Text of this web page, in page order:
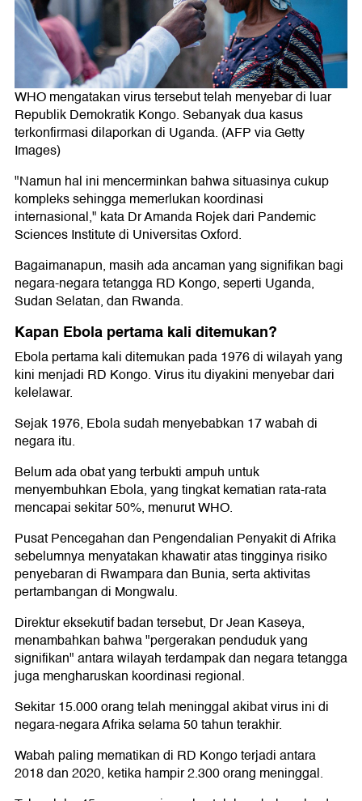
WHO mengatakan virus tersebut telah menyebar di luar
Republik Demokratik Kongo. Sebanyak dua kasus
terkonfirmasi dilaporkan di Uganda. (AFP via Getty
Images)
"Namun hal ini mencerminkan bahwa situasinya cukup
kompleks sehingga memerlukan koordinasi
internasional," kata Dr Amanda Rojek dari Pandemic
Sciences Institute di Universitas Oxford.
Bagaimanapun, masih ada ancaman yang signifikan bagi
negara-negara tetangga RD Kongo, seperti Uganda,
Sudan Selatan, dan Rwanda.
Kapan Ebola pertama kali ditemukan?
Ebola pertama kali ditemukan pada 1976 di wilayah yang
kini menjadi RD Kongo. Virus itu diyakini menyebar dari
kelelawar.
Sejak 1976, Ebola sudah menyebabkan 17 wabah di
negara itu.
Belum ada obat yang terbukti ampuh untuk
menyembuhkan Ebola, yang tingkat kematian rata-rata
mencapai sekitar 50%, menurut WHO.
Pusat Pencegahan dan Pengendalian Penyakit di Afrika
sebelumnya menyatakan khawatir atas tingginya risiko
penyebaran di Rwampara dan Bunia, serta aktivitas
pertambangan di Mongwalu.
Direktur eksekutif badan tersebut, Dr Jean Kaseya,
menambahkan bahwa "pergerakan penduduk yang
signifikan" antara wilayah terdampak dan negara tetangga
juga mengharuskan koordinasi regional.
Sekitar 15.000 orang telah meninggal akibat virus ini di
negara-negara Afrika selama 50 tahun terakhir.
Wabah paling mematikan di RD Kongo terjadi antara
2018 dan 2020, ketika hampir 2.300 orang meninggal.